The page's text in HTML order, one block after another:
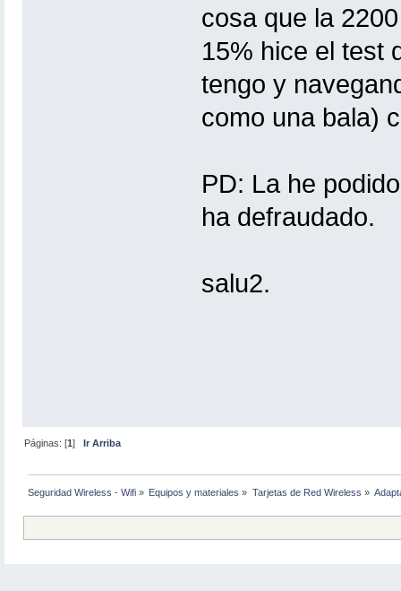
cosa que la
15% hice el test
tengo y
como una bala)
PD: La he
ha defraudado.
salu2.
Páginas: [1]Ir Arriba
Seguridad Wireless - Wifi » Equipos y materiales » Tarjetas de Red Wireless »